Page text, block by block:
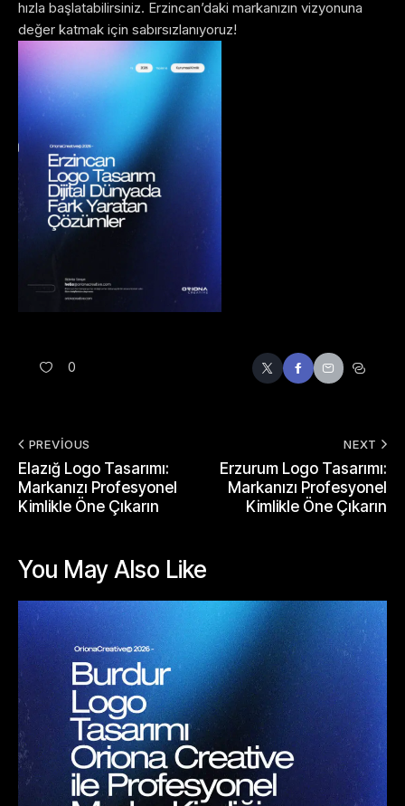
hızla başlatabilirsiniz. Erzincan’daki markanızın vizyonuna
değer katmak için sabırsızlanıyoruz!
0
PREVIOUS
Elazığ Logo Tasarımı:
Markanızı Profesyonel
Kimlikle Öne Çıkarın
NEXT
Erzurum Logo Tasarımı:
Markanızı Profesyonel
Kimlikle Öne Çıkarın
You May Also Like